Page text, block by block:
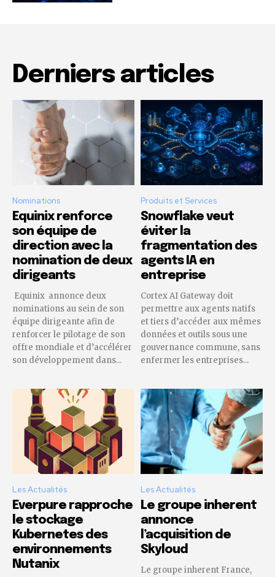
Derniers articles
Nominations
Equinix renforce
son équipe de
direction avec la
nomination de deux
dirigeants
Equinix annonce deux
nominations au sein de son
équipe dirigeante afin de
renforcer le pilotage de son
offre mondiale et d’accélérer
son développement dans...
Produits et Services
Snowflake veut
éviter la
fragmentation des
agents IA en
entreprise
Cortex AI Gateway doit
permettre aux agents natifs
et tiers d’accéder aux mêmes
données et outils sous une
gouvernance commune, sans
enfermer les entreprises...
Les Actualités
Everpure rapproche
le stockage
Kubernetes des
environnements
Nutanix
Les Actualités
Le groupe inherent
annonce
l’acquisition de
Skyloud
Le groupe inherent France,